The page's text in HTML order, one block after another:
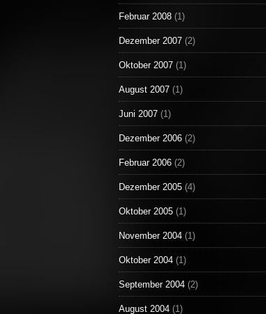
Februar 2008 (1)
Dezember 2007 (2)
Oktober 2007 (1)
August 2007 (1)
Juni 2007 (1)
Dezember 2006 (2)
Februar 2006 (2)
Dezember 2005 (4)
Oktober 2005 (1)
November 2004 (1)
Oktober 2004 (1)
September 2004 (2)
August 2004 (1)